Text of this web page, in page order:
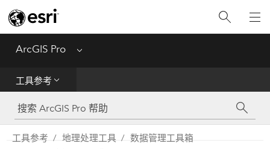
ArcGIS Pro Menu
工具参考
工具参考
Python
工具参考 地理处理工具
数据管理工具箱